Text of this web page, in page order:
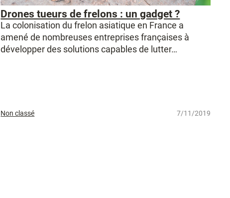
Drones tueurs de frelons : un gadget ?
La colonisation du frelon asiatique en France a
amené de nombreuses entreprises françaises à
développer des solutions capables de lutter…
Non classé 7/11/2019